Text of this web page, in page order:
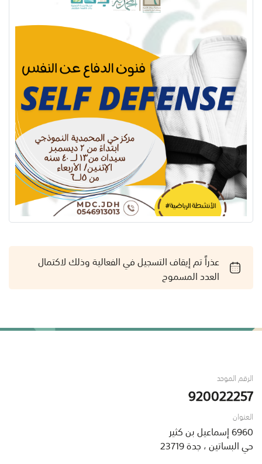
عذراً تم إيقاف التسجيل في الفعالية وذلك لاكتمال
العدد المسموح
الرقم الموحد
920022257
العنوان
6960 إسماعيل بن كثير
حي البساتين ، جدة 23719